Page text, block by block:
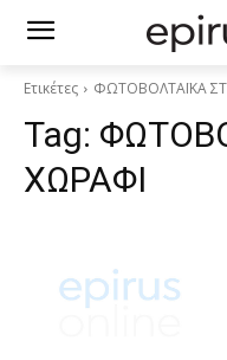
Ετικέτες ΦΩΤΟΒΟΛΤΑΪΚΑ
Tag:
ΧΩΡΑΦΙ